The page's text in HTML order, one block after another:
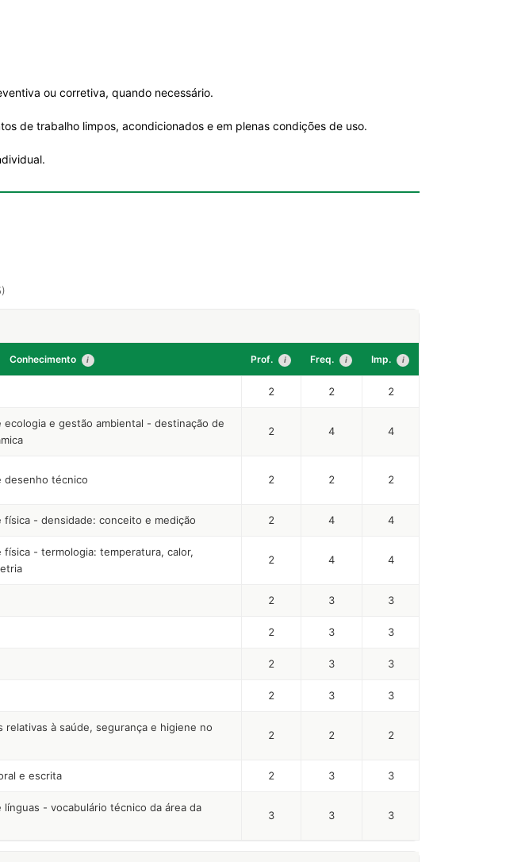
ou corretiva, quando necessário.
de trabalho limpos, acondicionados e em plenas condições de uso.
Conhecimento i Prof. i Freq. i Imp. i
2 2 2
e gestão ambiental - destinação de
2 4 4
desenho técnico 2 2 2
- densidade: conceito e medição 2 4 4
- termologia: temperatura, calor,
2 4 4
2 3 3
2 3 3
2 3 3
2 3 3
relativas à saúde, segurança e higiene no
2 2 2
e escrita 2 3 3
- vocabulário técnico da área da
3 3 3